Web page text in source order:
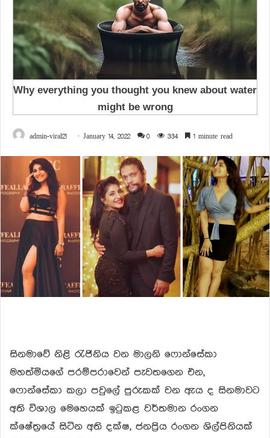
admin-viral21 January 14, 2022 0 334 1 minute read
සිනමාවේ නිළි රැජිනිය වන මාලනි ෆොන්සේකා
මහත්මියගේ පරම්පරාවෙන් පැවතගෙන එන,
ෆොන්සේකා කලා පවුලේ පුරුකක් වන ඇය ද සිනමාවට
අති විශාල මෙහෙයක් ඉටුකළ වර්තමාන රංගන
ක්ෂේත්‍රයේ සිටින අති දක්ෂ, ජනප්‍රිය රංගන ශිල්පිනියක්